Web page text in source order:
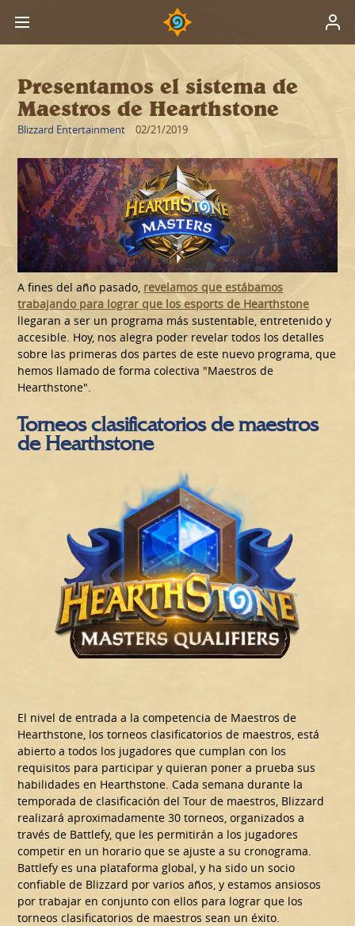
Presentamos el sistema de
Maestros de Hearthstone
Blizzard Entertainment 02/21/2019
A fines del año pasado, revelamos que estábamos
trabajando para lograr que los esports de Hearthstone
llegaran a ser un programa más sustentable, entretenido y
accesible. Hoy, nos alegra poder revelar todos los detalles
sobre las primeras dos partes de este nuevo programa, que
hemos llamado de forma colectiva "Maestros de
Hearthstone".
Torneos clasificatorios de maestros
de Hearthstone
El nivel de entrada a la competencia de Maestros de
Hearthstone, los torneos clasificatorios de maestros, está
abierto a todos los jugadores que cumplan con los
requisitos para participar y quieran poner a prueba sus
habilidades en Hearthstone. Cada semana durante la
temporada de clasificación del Tour de maestros, Blizzard
realizará aproximadamente 30 torneos, organizados a
través de Battlefy, que les permitirán a los jugadores
competir en un horario que se ajuste a su cronograma.
Battlefy es una plataforma global, y ha sido un socio
confiable de Blizzard por varios años, y estamos ansiosos
por trabajar en conjunto con ellos para lograr que los
torneos clasificatorios de maestros sean un éxito.